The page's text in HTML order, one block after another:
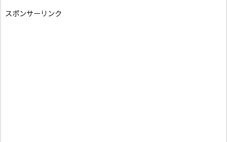
スポンサーリンク